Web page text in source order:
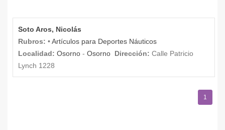
Soto Aros, Nicolás
Rubros: •Artículos para Deportes Náuticos
Localidad: Osorno - Osorno Dirección: Calle Patricio
Lynch 1228
1